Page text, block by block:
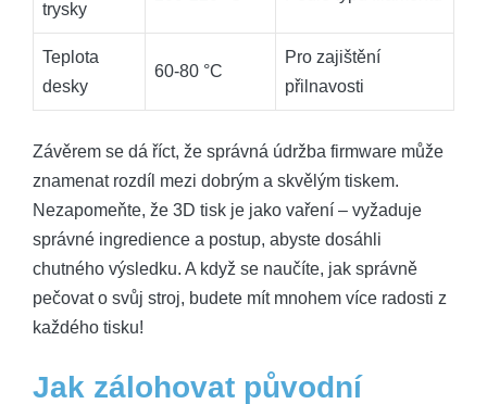
trysky
Teplota
desky
60-80 °C
Pro zajištění
přilnavosti
Závěrem se dá říct, že správná údržba firmware může
znamenat rozdíl mezi dobrým a skvělým tiskem.
Nezapomeňte, že 3D tisk je jako vaření – vyžaduje
správné ingredience a postup, abyste dosáhli
chutného výsledku. A když se naučíte, jak správně
pečovat o svůj stroj, budete mít mnohem více radosti z
každého tisku!
Jak zálohovat původní